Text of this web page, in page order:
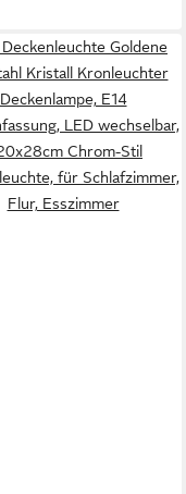
Goldene
Kristall Kronleuchter
Deckenlampe, E14
LED wechselbar,
Chrom-Stil
für Schlafzimmer,
Flur, Esszimmer